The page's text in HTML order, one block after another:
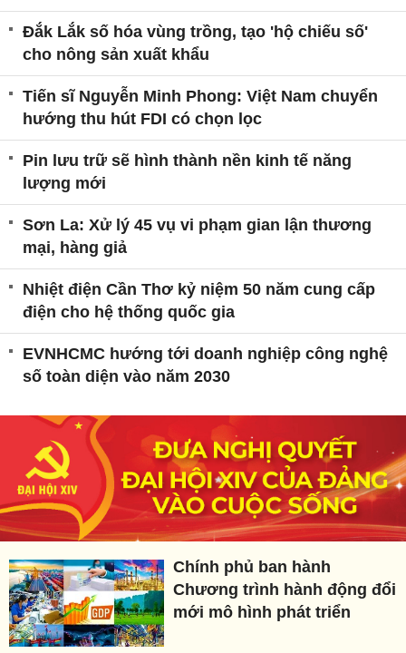
Đắk Lắk số hóa vùng trồng, tạo 'hộ chiếu số'
cho nông sản xuất khẩu
Tiến sĩ Nguyễn Minh Phong: Việt Nam chuyển
hướng thu hút FDI có chọn lọc
Pin lưu trữ sẽ hình thành nền kinh tế năng
lượng mới
Sơn La: Xử lý 45 vụ vi phạm gian lận thương
mại, hàng giả
Nhiệt điện Cần Thơ kỷ niệm 50 năm cung cấp
điện cho hệ thống quốc gia
EVNHCMC hướng tới doanh nghiệp công nghệ
số toàn diện vào năm 2030
Chính phủ ban hành
Chương trình hành động đổi
mới mô hình phát triển